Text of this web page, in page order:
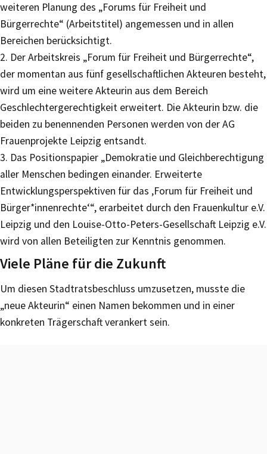
weiteren Planung des „Forums für Freiheit und
Bürgerrechte“ (Arbeitstitel) angemessen und in allen
Bereichen berücksichtigt.
2. Der Arbeitskreis „Forum für Freiheit und Bürgerrechte“,
der momentan aus fünf gesellschaftlichen Akteuren besteht,
wird um eine weitere Akteurin aus dem Bereich
Geschlechtergerechtigkeit erweitert. Die Akteurin bzw. die
beiden zu benennenden Personen werden von der AG
Frauenprojekte Leipzig entsandt.
3. Das Positionspapier „Demokratie und Gleichberechtigung
aller Menschen bedingen einander. Erweiterte
Entwicklungsperspektiven für das ‚Forum für Freiheit und
Bürger*innenrechte‘“, erarbeitet durch den Frauenkultur e.V.
Leipzig und den Louise-Otto-Peters-Gesellschaft Leipzig e.V.
wird von allen Beteiligten zur Kenntnis genommen.
Viele Pläne für die Zukunft
Um diesen Stadtratsbeschluss umzusetzen, musste die
„neue Akteurin“ einen Namen bekommen und in einer
konkreten Trägerschaft verankert sein.